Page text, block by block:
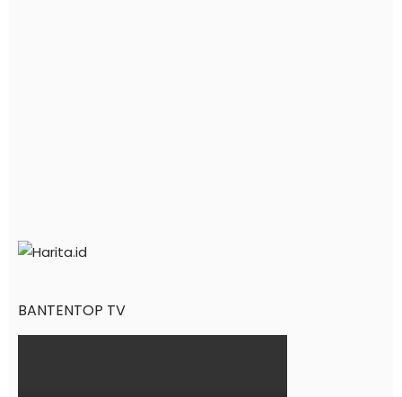
BANTENTOP TV